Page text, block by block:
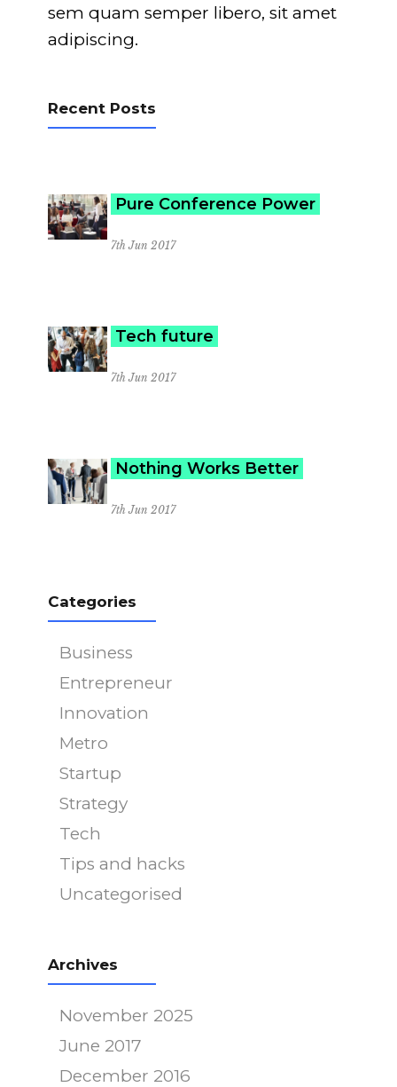
sem quam semper libero, sit amet
adipiscing.
Recent Posts
Pure Conference Power
7th Jun 2017
Tech future
7th Jun 2017
Nothing Works Better
7th Jun 2017
Categories
Business
Entrepreneur
Innovation
Metro
Startup
Strategy
Tech
Tips and hacks
Uncategorised
Archives
November 2025
June 2017
December 2016